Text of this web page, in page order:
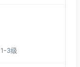
1-3级